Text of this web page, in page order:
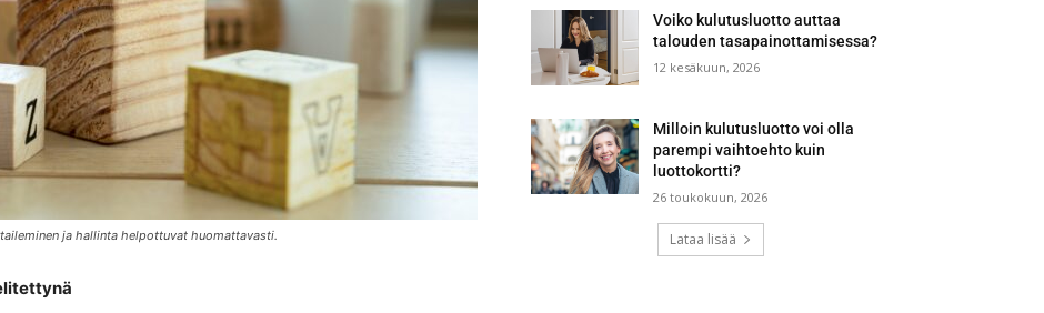
ja hallinta helpottuvat huomattavasti.
Voiko kulutusluotto auttaa
talouden tasapainottamisessa?
12 kesäkuun, 2026
Milloin kulutusluotto voi olla
parempi vaihtoehto kuin
luottokortti?
26 toukokuun, 2026
Lataa lisää